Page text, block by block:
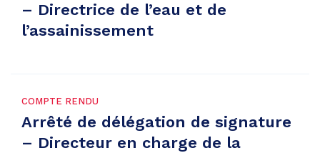
– Directrice de l’eau et de
l’assainissement
COMPTE RENDU
Arrêté de délégation de signature
– Directeur en charge de la